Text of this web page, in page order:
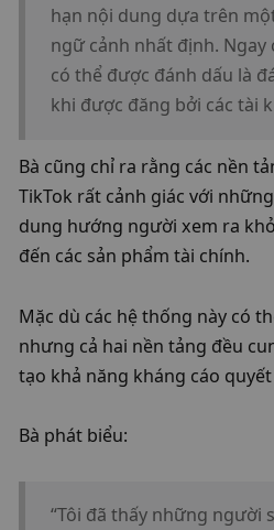
hạn nội dung dựa trên
ngữ cảnh nhất định. Ngay
có thể được đánh dấu là
khi được đăng bởi các tài
Bà cũng chỉ ra rằng các nền
TikTok rất cảnh giác với
dung hướng người xem ra
đến các sản phẩm tài chính.
Mặc dù các hệ thống này có
nhưng cả hai nền tảng đều
tạo khả năng kháng cáo
Bà phát biểu:
“Tôi đã thấy những người